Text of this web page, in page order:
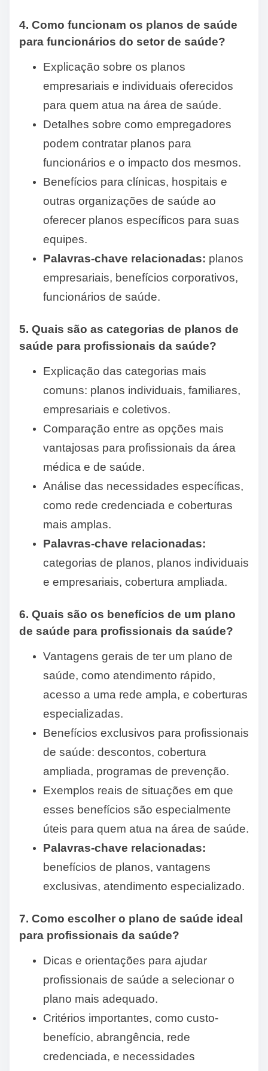
4. Como funcionam os planos de saúde
para funcionários do setor de saúde?
Explicação sobre os planos
empresariais e individuais oferecidos
para quem atua na área de saúde.
Detalhes sobre como empregadores
podem contratar planos para
funcionários e o impacto dos mesmos.
Benefícios para clínicas, hospitais e
outras organizações de saúde ao
oferecer planos específicos para suas
equipes.
Palavras-chave relacionadas: planos
empresariais, benefícios corporativos,
funcionários de saúde.
5. Quais são as categorias de planos de
saúde para profissionais da saúde?
Explicação das categorias mais
comuns: planos individuais, familiares,
empresariais e coletivos.
Comparação entre as opções mais
vantajosas para profissionais da área
médica e de saúde.
Análise das necessidades específicas,
como rede credenciada e coberturas
mais amplas.
Palavras-chave relacionadas:
categorias de planos, planos individuais
e empresariais, cobertura ampliada.
6. Quais são os benefícios de um plano
de saúde para profissionais da saúde?
Vantagens gerais de ter um plano de
saúde, como atendimento rápido,
acesso a uma rede ampla, e coberturas
especializadas.
Benefícios exclusivos para profissionais
de saúde: descontos, cobertura
ampliada, programas de prevenção.
Exemplos reais de situações em que
esses benefícios são especialmente
úteis para quem atua na área de saúde.
Palavras-chave relacionadas:
benefícios de planos, vantagens
exclusivas, atendimento especializado.
7. Como escolher o plano de saúde ideal
para profissionais da saúde?
Dicas e orientações para ajudar
profissionais de saúde a selecionar o
plano mais adequado.
Critérios importantes, como custo-
benefício, abrangência, rede
credenciada, e necessidades